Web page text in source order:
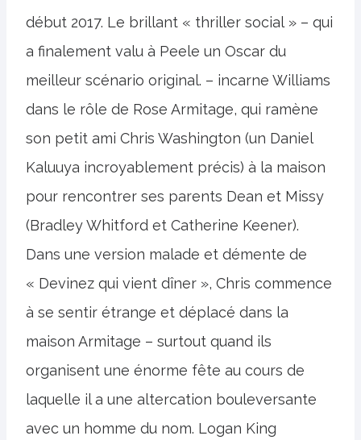
début 2017. Le brillant « thriller social » – qui
a finalement valu à Peele un Oscar du
meilleur scénario original. – incarne Williams
dans le rôle de Rose Armitage, qui ramène
son petit ami Chris Washington (un Daniel
Kaluuya incroyablement précis) à la maison
pour rencontrer ses parents Dean et Missy
(Bradley Whitford et Catherine Keener).
Dans une version malade et démente de
« Devinez qui vient dîner », Chris commence
à se sentir étrange et déplacé dans la
maison Armitage – surtout quand ils
organisent une énorme fête au cours de
laquelle il a une altercation bouleversante
avec un homme du nom. Logan King